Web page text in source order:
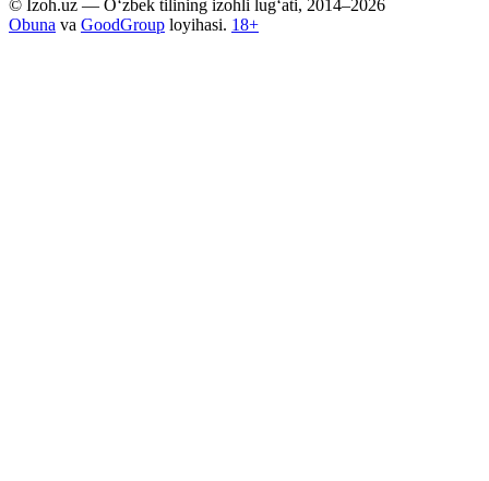
© Izoh.uz — O‘zbek tilining izohli lug‘ati, 2014–2026
Obuna va GoodGroup loyihasi. 18+